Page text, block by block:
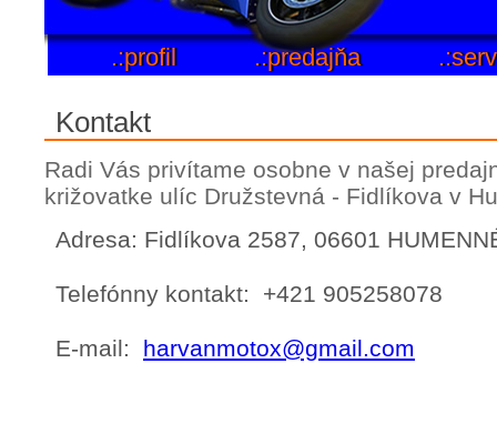
.:profil .:predajňa
Kontakt
Radi Vás privítame osobne v našej
križovatke ulíc Družstevná - Fidlíkova v
Adresa: Fidlíkova 2587, 06601
Telefónny kontakt: +421 905258078
E-mail: harvanmotox@gmail.com